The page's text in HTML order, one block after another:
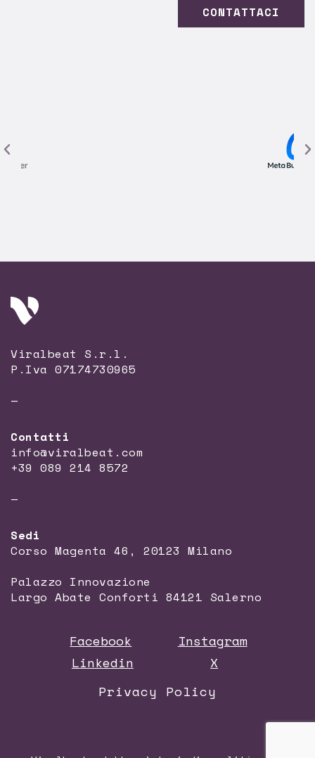
Viralbeat S.r.l.
P.Iva 07174730965
—
Contatti
info@viralbeat.com
+39 089 214 8572
—
Sedi
Corso Magenta 46, 20123 Milano
Palazzo Innovazione
Largo Abate Conforti 84121 Salerno
Facebook
Instagram
Linkedin
X
Privacy Policy